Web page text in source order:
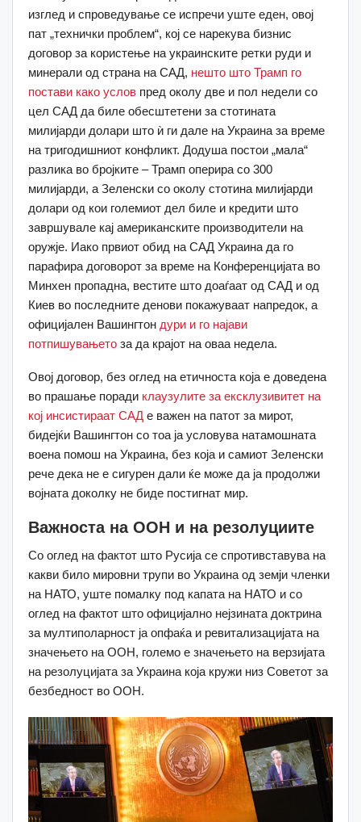
изглед и спроведување се испречи уште еден, овој
пат „технички проблем“, кој се нарекува бизнис
договор за користење на украинските ретки руди и
минерали од страна на САД, нешто што Трамп го
постави како услов пред околу две и пол недели со
цел САД да биле обесштетени за стотината
милијарди долари што ѝ ги дале на Украина за време
на тригодишниот конфликт. Додуша постои „мала“
разлика во бројките – Трамп оперира со 300
милијарди, а Зеленски со околу стотина милијарди
долари од кои големиот дел биле и кредити што
завршувале кај американските производители на
оружје. Иако првиот обид на САД Украина да го
парафира договорот за време на Конференцијата во
Минхен пропадна, вестите што доаѓаат од САД и од
Киев во последните денови покажуваат напредок, а
официјален Вашингтон дури и го најави
потпишувањето за да крајот на оваа недела.
Овој договор, без оглед на етичноста која е доведена
во прашање поради клаузулите за ексклузивитет на
кој инсистираат САД е важен на патот за мирот,
бидејќи Вашингтон со тоа ја условува натамошната
воена помош на Украина, без која и самиот Зеленски
рече дека не е сигурен дали ќе може да ја продолжи
војната доколку не биде постигнат мир.
Важноста на ООН и на резолуциите
Со оглед на фактот што Русија се спротивставува на
какви било мировни трупи во Украина од земји членки
на НАТО, уште помалку под капата на НАТО и со
оглед на фактот што официјално нејзината доктрина
за мултиполарност ја опфаќа и ревитализацијата на
значењето на ООН, големо е значењето на верзијата
на резолуцијата за Украина која кружи низ Советот за
безбедност во ООН.